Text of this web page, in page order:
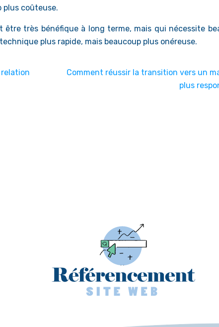
plus coûteuse.
être très bénéfique à long terme, mais qui nécessite
plus rapide, mais beaucoup plus onéreuse.
Comment réussir la transition vers un
plus